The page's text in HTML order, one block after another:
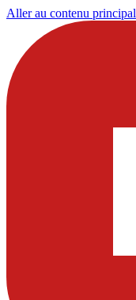
Aller au contenu principal